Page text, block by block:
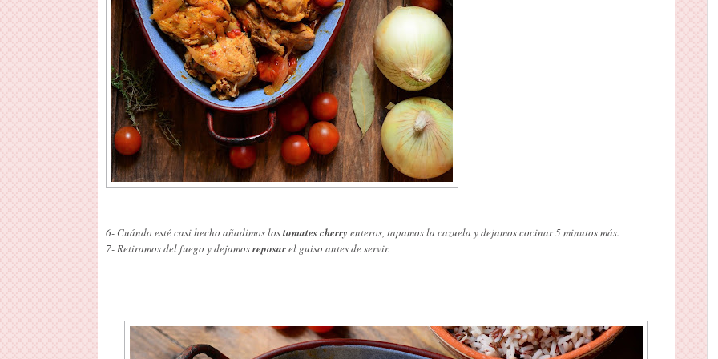
6- Cuándo esté casi hecho añadimos lostomates cherry enteros, tapamos la cazuela y dejamos cocinar 5 minutos más.
7- Retiramos del fuego y dejamosreposarel guiso antes de servir.